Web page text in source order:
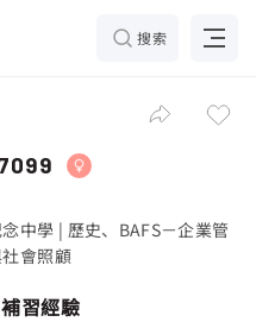
搜索
中學 | 歷史、BAFS－企業管
會照顧
補習經驗